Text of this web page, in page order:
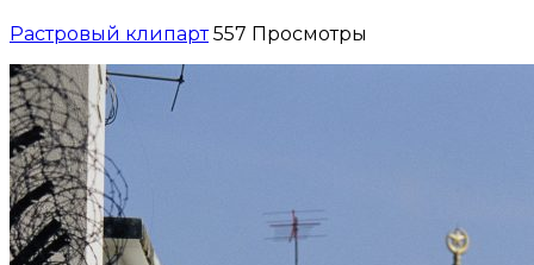
Растровый клипарт 557 Просмотры